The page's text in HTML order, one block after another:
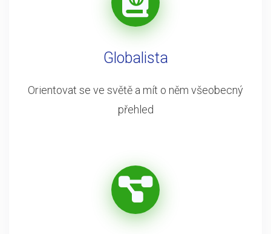
Globalista
Orientovat se ve světě a mít o něm všeobecný
přehled